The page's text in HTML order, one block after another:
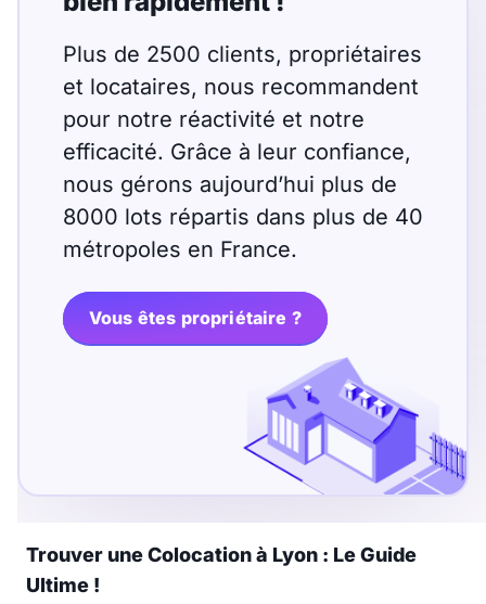
Plus de 2500 clients, propriétaires
et locataires, nous recommandent
pour notre réactivité et notre
efficacité. Grâce à leur confiance,
nous gérons aujourd’hui plus de
8000 lots répartis dans plus de 40
métropoles en France.
Vous êtes propriétaire ?
Trouver une Colocation à Lyon : Le Guide
Ultime !